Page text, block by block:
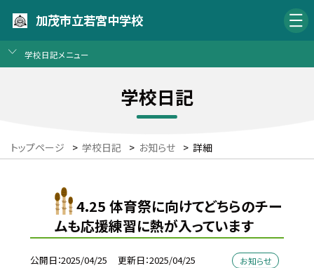
加茂市立若宮中学校
学校日記メニュー
学校日記
トップページ > 学校日記 > お知らせ > 詳細
4.25 体育祭に向けてどちらのチー
ムも応援練習に熱が入っています
公開日 2025/04/25 更新日 2025/04/25 お知らせ